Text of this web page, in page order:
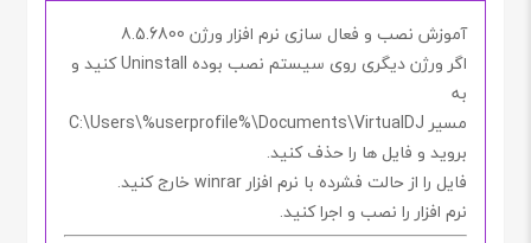
آموزش نصب و فعال سازی نرم افزار ورژن 8.5.6800
اگر ورژن دیگری روی سیستم نصب بوده Uninstallکنید و
به
مسیر C:\Users\%userprofile%\Documents\VirtualDJ
بروید و فایل ها را حذف کنید.
فایل را از حالت فشرده با نرم افزارwinrar خارج کنید.
نرم افزار را نصب و اجرا کنید.